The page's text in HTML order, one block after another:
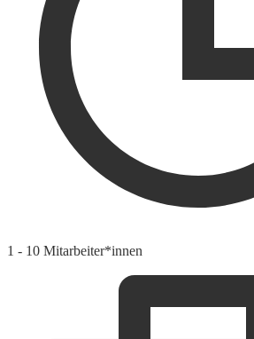
1 - 10 Mitarbeiter*innen